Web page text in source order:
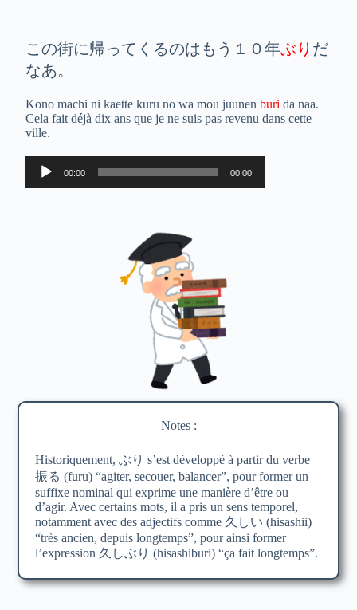
この街に帰ってくるのはもう１０年ぶり だ
なあ。
Kono machi ni kaette kuru no wa mou juunenburi da naa.
Cela fait déjà dix ans que je ne suis pas revenu dans cette
ville.
Lecteur
audio
00:00 00:00
Notes :
Historiquement, ぶり s’est développé à partir du verbe
振る (furu) “agiter, secouer, balancer”, pour former un
suffixe nominal qui exprime une manière d’être ou
d’agir. Avec certains mots, il a pris un sens temporel,
notamment avec des adjectifs comme 久しい (hisashii)
“très ancien, depuis longtemps”, pour ainsi former
l’expression 久しぶり (hisashiburi) “ça fait longtemps”.